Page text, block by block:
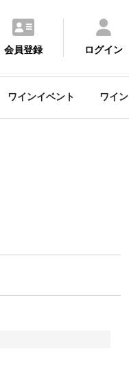
会員登録 ログイン
ワインイベント ワイン